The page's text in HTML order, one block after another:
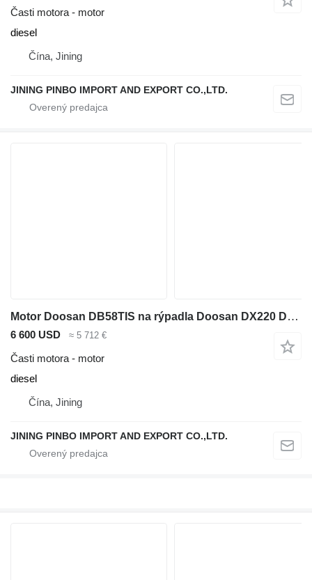
Časti motora - motor
diesel
Čína, Jining
JINING PINBO IMPORT AND EXPORT CO.,LTD.
Motor Doosan DB58TIS na rýpadla Doosan DX220 DX225LCA
6 600 USD ≈ 5 712 €
Časti motora - motor
diesel
Čína, Jining
JINING PINBO IMPORT AND EXPORT CO.,LTD.